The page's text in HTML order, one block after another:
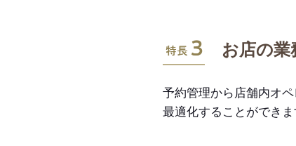
特長3
お店の
予約管理から店舗内オ
最適化することができま